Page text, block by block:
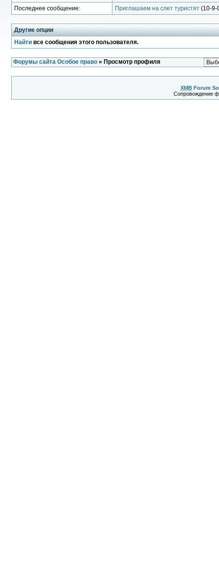
Последнее сообщение:
Приглашаем на слет туристят(10-9-
Другие опции
Найтивсе сообщения этого пользователя.
Форумы сайта Особое право» Просмотр профиля
XMB Forum
Сопровождение